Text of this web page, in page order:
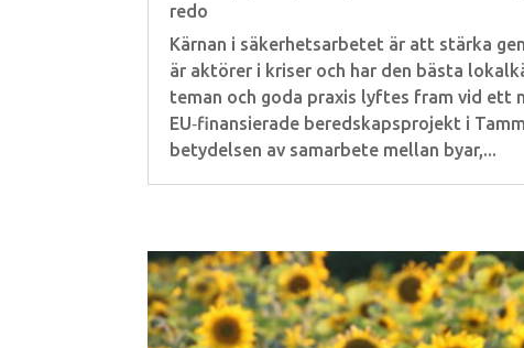
redo
Kärnan i säkerhetsarbetet är att stärka
är aktörer i kriser och har den bästa
teman och goda praxis lyftes fram vid ett
EU‑finansierade beredskapsprojekt i
betydelsen av samarbete mellan byar,...